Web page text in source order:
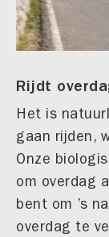
Rijdt
Het is
gaan rijden,
Onze
om overdag
bent om ’s
overdag te